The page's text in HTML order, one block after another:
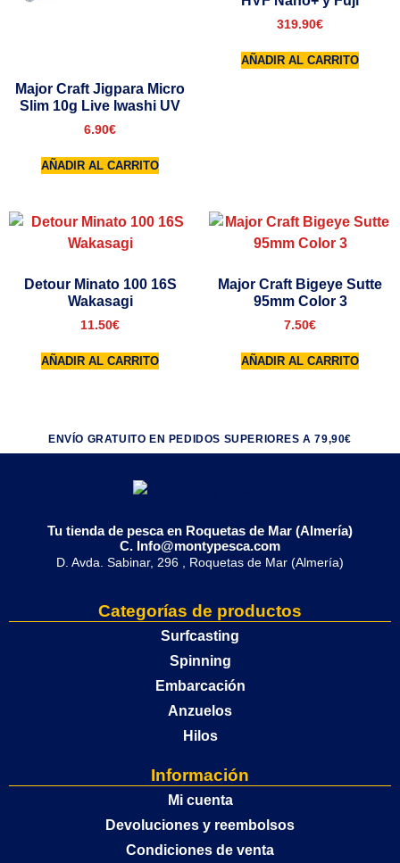
Major Craft Jigpara Micro
Slim 10g Live Iwashi UV
6.90€
AÑADIR AL CARRITO
319.90€
AÑADIR AL CARRITO
Detour Minato 100 16S
Wakasagi
11.50€
AÑADIR AL CARRITO
Major Craft Bigeye Sutte
95mm Color 3
7.50€
AÑADIR AL CARRITO
ENVÍO GRATUITO EN PEDIDOS SUPERIORES A 79,90€
Tu tienda de pesca en Roquetas de Mar (Almería)
C. Info@montypesca.com
D. Avda. Sabinar, 296 , Roquetas de Mar (Almería)
Categorías de productos
Surfcasting
Spinning
Embarcación
Anzuelos
Hilos
Información
Mi cuenta
Devoluciones y reembolsos
Condiciones de venta